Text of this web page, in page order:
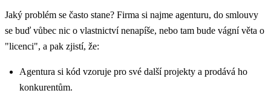
Jaký problém se často stane? Firma si najme agenturu, do smlouvy
se buď vůbec nic o vlastnictví nenapíše, nebo tam bude vágní věta o
"licenci", a pak zjistí, že:
Agentura si kód vzoruje pro své další projekty a prodává ho
konkurentům.